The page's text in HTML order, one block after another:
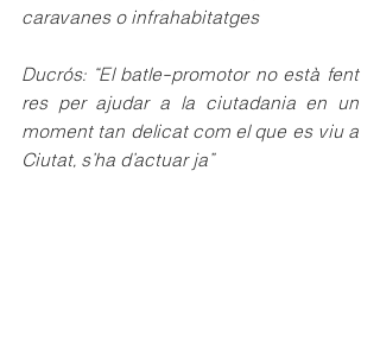
caravanes o infrahabitatges
Ducrós: “El batle-promotor no està fent
res per ajudar a la ciutadania en un
moment tan delicat com el que es viu a
Ciutat, s’ha d’actuar ja”